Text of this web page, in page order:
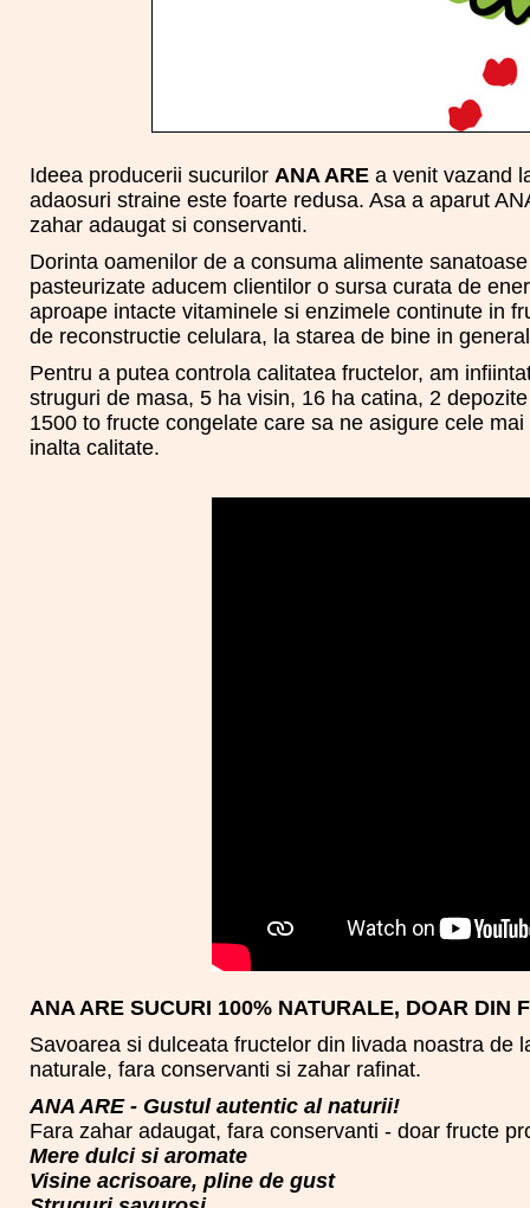
Ideea producerii sucurilor ANA ARE a venit vazand
adaosuri straine este foarte redusa. Asa a aparut
zahar adaugat si conservanti.
Dorinta oamenilor de a consuma alimente
pasteurizate aducem clientilor o sursa curata de
aproape intacte vitaminele si enzimele continute in
de reconstructie celulara, la starea de bine in
Pentru a putea controla calitatea fructelor, am
struguri de masa, 5 ha visin, 16 ha catina, 2
1500 to fructe congelate care sa ne asigure cele
inalta calitate.
ANA ARE SUCURI 100% NATURALE, DOAR DIN
Savoarea si dulceata fructelor din livada noastra de
naturale, fara conservanti si zahar rafinat.
ANA ARE - Gustul autentic al naturii!
Fara zahar adaugat, fara conservanti - doar fructe
Mere dulci si aromate
Visine acrisoare, pline de gust